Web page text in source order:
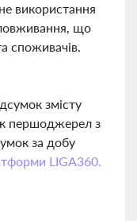
використання
що
споживачів.
змісту
першоджерел з
за добу
LIGA360.